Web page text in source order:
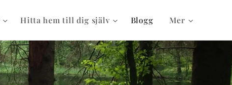
Hitta hem till dig själv Blogg Mer